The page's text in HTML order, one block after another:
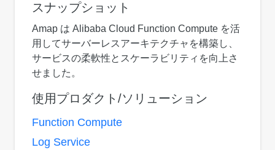
スナップショット
Amap は Alibaba Cloud Function Compute を活
用してサーバーレスアーキテクチャを構築し、
サービスの柔軟性とスケーラビリティを向上さ
せました。
使用プロダクト/ソリューション
Function Compute
Log Service